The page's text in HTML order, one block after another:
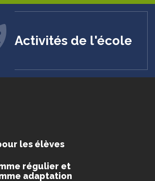
Activités de l'école
les élèves
régulier et
adaptation